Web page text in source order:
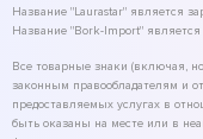
Название "Laurastar" является
Название "Bork-Import"
Все товарные знаки (включая,
законным правообладателям и
предоставляемых услугах в
быть оказаны на месте или в